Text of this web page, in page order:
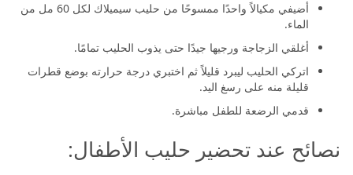
أضيفي مكيالاً واحدًا ممسوحًا من حليب سيميلاك لكل 60 مل من
الماء.
أغلقي الزجاجة ورجيها جيدًا حتى يذوب الحليب تمامًا.
اتركي الحليب ليبرد قليلاً ثم اختبري درجة حرارته بوضع قطرات
قليلة منه على رسغ اليد.
قدمي الرضعة للطفل مباشرة.
نصائح عند تحضير حليب الأطفال: